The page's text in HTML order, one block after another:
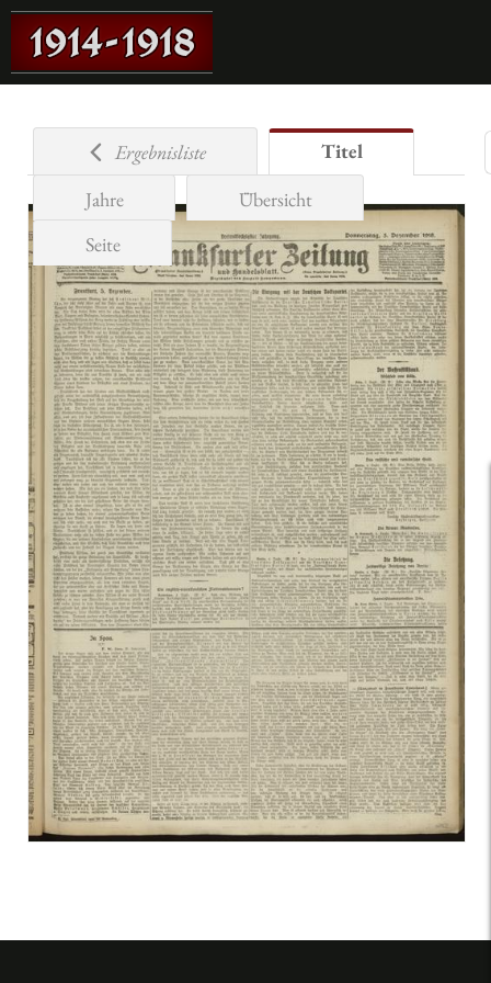
Ergebnisliste
Titel
Jahre
Übersicht
Seite